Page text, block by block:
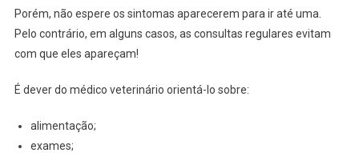
Porém, não espere os sintomas aparecerem para ir até uma.
Pelo contrário, em alguns casos, as consultas regulares evitam
com que eles apareçam!
É dever do médico veterinário orientá-lo sobre:
alimentação;
exames;